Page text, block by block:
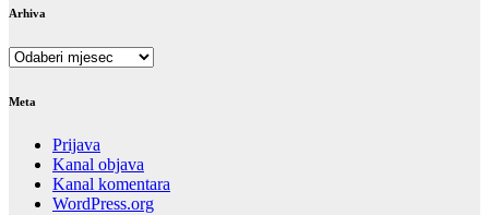
Arhiva
Arhiva
Meta
Prijava
Kanal objava
Kanal komentara
WordPress.org